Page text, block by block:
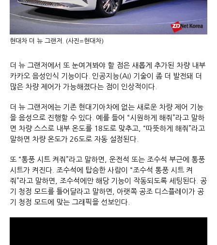
현대차 더 뉴 그랜저. (사진=현대차)
더 뉴 그랜저에서 또 눈여겨봐야 할 점은 새롭게 추가된 차량 내부
카카오 음성인식 기능이다. 인공지능(AI) 기술이 좀 더 발전돼 더
많은 차량 제어가 가능해졌다는 점이 인상적이다.
더 뉴 그랜저에는 기존 현대기아차에 없는 새로운 차량 제어 기능
을 음성으로 진행할 수 있다. 예를 들어 “시원하게 해줘”라고 말하
면 차량 스스로 내부 온도를 18도로 맞추고, “따뜻하게 해줘”라고
말하면 차량 온도가 26도로 자동 설정된다.
또 “통풍 시트 켜줘”라고 말하면, 운전석 또는 조수석 부근에 통풍
시트가 켜진다. 조수석에 탑승한 사람이 “조수석 통풍 시트 켜
줘”라고 말하면, 조수석에만 해당 기능이 작동되도록 세팅된다. 공
기 청정 모드를 틀어달라고 말하면, 아랫쪽 공조 디스플레이가 공
기 청정 모드에 맞는 그래픽을 선보인다.